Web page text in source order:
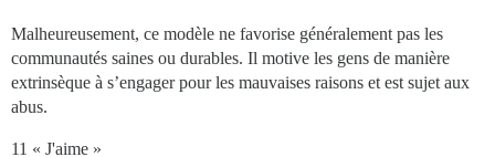
Malheureusement, ce modèle ne favorise généralement pas les
communautés saines ou durables. Il motive les gens de manière
extrinsèque à s’engager pour les mauvaises raisons et est sujet aux
abus.
11 « J'aime »